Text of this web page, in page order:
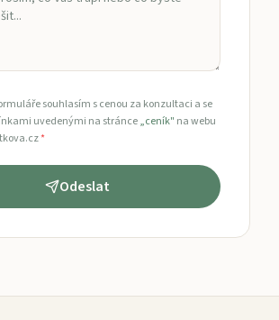
souhlasím s cenou za konzultaci a se
uvedenými na stránce„ceník" na webu
*
Odeslat